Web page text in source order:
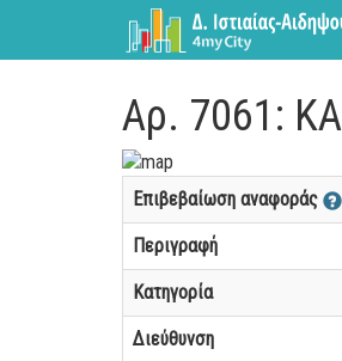
Αρ. 7061:
Επιβεβαίωση αναφοράς
Περιγραφή
Κατηγορία
Διεύθυνση